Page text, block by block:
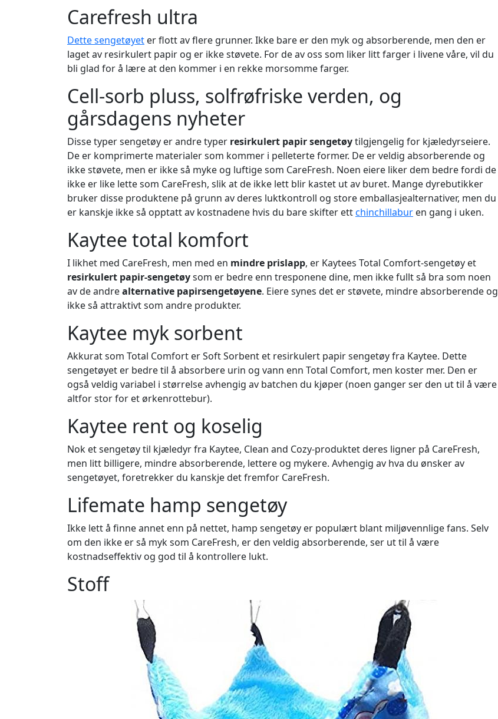
Carefresh ultra
Dette sengetøyet er flott av flere grunner. Ikke bare er den myk og absorberende, men den er
laget av resirkulert papir og er ikke støvete. For de av oss som liker litt farger i livene våre, vil du
bli glad for å lære at den kommer i en rekke morsomme farger.
Cell-sorb pluss, solfrøfriske verden, og
gårsdagens nyheter
Disse typer sengetøy er andre typer resirkulert papir sengetøytilgjengelig for kjæledyrseiere.
De er komprimerte materialer som kommer i pelleterte former. De er veldig absorberende og
ikke støvete, men er ikke så myke og luftige som CareFresh. Noen eiere liker dem bedre fordi de
ikke er like lette som CareFresh, slik at de ikke lett blir kastet ut av buret. Mange dyrebutikker
bruker disse produktene på grunn av deres luktkontroll og store emballasjealternativer, men du
er kanskje ikke så opptatt av kostnadene hvis du bare skifter ettchinchillabur en gang i uken.
Kaytee total komfort
I likhet med CareFresh, men med en mindre prislapp, er Kaytees Total Comfort-sengetøy et
resirkulert papir-sengetøysom er bedre enn tresponene dine, men ikke fullt så bra som noen
av de andrealternative papirsengetøyene. Eiere synes det er støvete, mindre absorberende og
ikke så attraktivt som andre produkter.
Kaytee myk sorbent
Akkurat som Total Comfort er Soft Sorbent et resirkulert papir sengetøy fra Kaytee. Dette
sengetøyet er bedre til å absorbere urin og vann enn Total Comfort, men koster mer. Den er
også veldig variabel i størrelse avhengig av batchen du kjøper (noen ganger ser den ut til å være
altfor stor for et ørkenrottebur).
Kaytee rent og koselig
Nok et sengetøy til kjæledyr fra Kaytee, Clean and Cozy-produktet deres ligner på CareFresh,
men litt billigere, mindre absorberende, lettere og mykere. Avhengig av hva du ønsker av
sengetøyet, foretrekker du kanskje det fremfor CareFresh.
Lifemate hamp sengetøy
Ikke lett å finne annet enn på nettet, hamp sengetøy er populært blant miljøvennlige fans. Selv
om den ikke er så myk som CareFresh, er den veldig absorberende, ser ut til å være
kostnadseffektiv og god til å kontrollere lukt.
Stoff